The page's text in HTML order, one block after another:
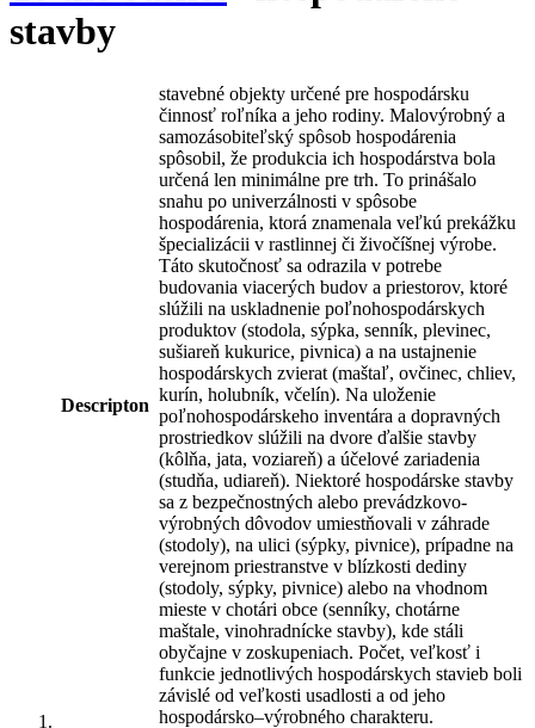
stavby
Descripton
stavebné objekty určené pre hospodársku
činnosť roľníka a jeho rodiny. Malovýrobný a
samozásobiteľský spôsob hospodárenia
spôsobil, že produkcia ich hospodárstva bola
určená len minimálne pre trh. To prinášalo
snahu po univerzálnosti v spôsobe
hospodárenia, ktorá znamenala veľkú prekážku
špecializácii v rastlinnej či živočíšnej výrobe.
Táto skutočnosť sa odrazila v potrebe
budovania viacerých budov a priestorov, ktoré
slúžili na uskladnenie poľnohospodárskych
produktov (stodola, sýpka, senník, plevinec,
sušiareň kukurice, pivnica) a na ustajnenie
hospodárskych zvierat (maštaľ, ovčinec, chliev,
kurín, holubník, včelín). Na uloženie
poľnohospodárskeho inventára a dopravných
prostriedkov slúžili na dvore ďalšie stavby
(kôlňa, jata, voziareň) a účelové zariadenia
(studňa, udiareň). Niektoré hospodárske stavby
sa z bezpečnostných alebo prevádzkovo-
výrobných dôvodov umiestňovali v záhrade
(stodoly), na ulici (sýpky, pivnice), prípadne na
verejnom priestranstve v blízkosti dediny
(stodoly, sýpky, pivnice) alebo na vhodnom
mieste v chotári obce (senníky, chotárne
maštale, vinohradnícke stavby), kde stáli
obyčajne v zoskupeniach. Počet, veľkosť i
funkcie jednotlivých hospodárskych stavieb boli
závislé od veľkosti usadlosti a od jeho
hospodársko–výrobného charakteru.